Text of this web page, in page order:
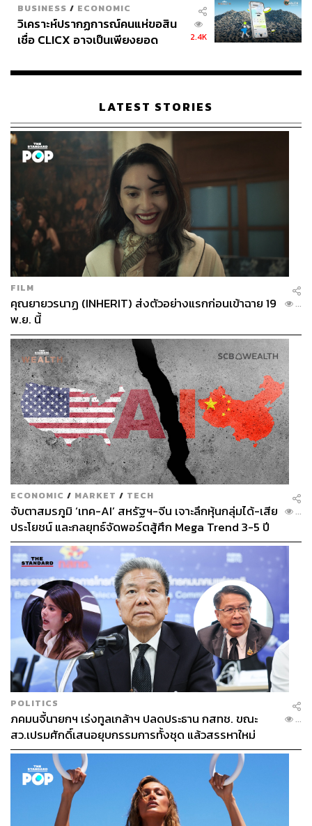
BUSINESS / ECONOMIC
วิเคราะห์ปรากฏการณ์คนแห่ขอสิน
เชื่อ CLICX อาจเป็นเพียงยอด
เรือนไทยที่ถูกซุกไว้
2.4K
LATEST STORIES
FILM
คุณยายวรนาฏ (INHERIT) ส่งตัวอย่างแรกก่อนเข้าฉาย 19
พ.ย. นี้
...
ECONOMIC / MARKET / TECH
จับตาสมรภูมิ ‘เทค-AI’ สหรัฐฯ-จีน เจาะลึกหุ้นกลุ่มได้-เสีย
ประโยชน์ และกลยุทธ์จัดพอร์ตสู้ศึก Mega Trend 3-5 ปี
ข้างหน้า
...
POLITICS
ภคมนจี้นายกฯ เร่งทูลเกล้าฯ ปลดประธาน กสทช. ขณะ
สว.เปรมศักดิ์เสนอยุบกรรมการทั้งชุด แล้วสรรหาใหม่
...